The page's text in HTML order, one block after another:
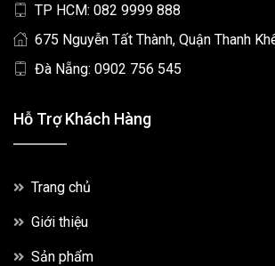
TP HCM: 082 9999 888
675 Nguyễn Tất Thành, Quận Thanh
Đà Nẵng: 0902 756 545
Hỗ Trợ Khách Hàng
Trang chủ
Giới thiệu
Sản phẩm